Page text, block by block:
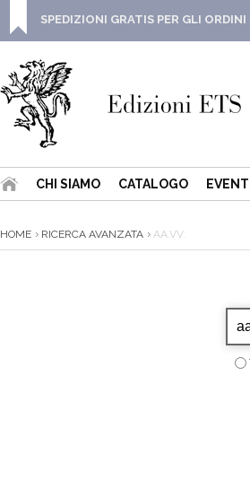
SPEDIZIONI GRATIS PER GLI
CHI SIAMO CATALOGO
HOME RICERCA AVANZATA AA.VV.